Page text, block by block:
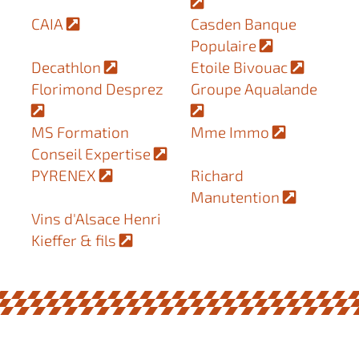
CAIA
Casden Banque
Populaire
Decathlon
Etoile Bivouac
Florimond Desprez
Groupe Aqualande
MS Formation
Conseil Expertise
Mme Immo
PYRENEX
Richard
Manutention
Vins d'Alsace Henri
Kieffer & fils